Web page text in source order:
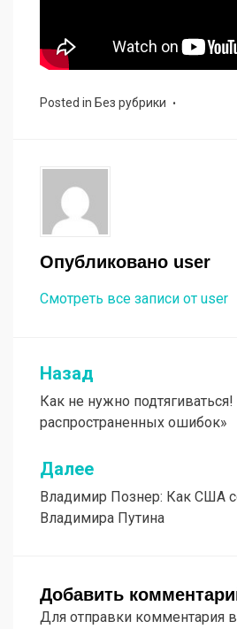
Posted in Без рубрики
Опубликовано user
Смотреть все записи от user
Навигация
по
записям
Назад
Как не нужно
распространенных ошибок»
Далее
Владимир Познер: Как США
Владимира Путина
Добавить
Для отправки комментария